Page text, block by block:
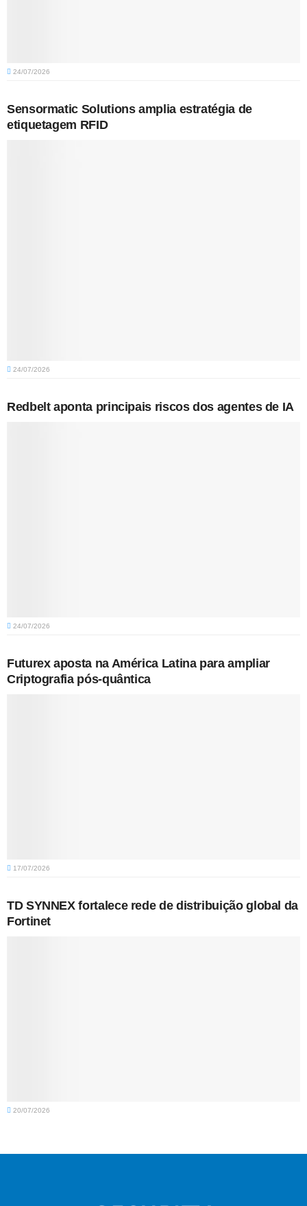
24/07/2026
Sensormatic Solutions amplia estratégia de
etiquetagem RFID
24/07/2026
Redbelt aponta principais riscos dos agentes de IA
24/07/2026
Futurex aposta na América Latina para ampliar
Criptografia pós-quântica
17/07/2026
TD SYNNEX fortalece rede de distribuição global da
Fortinet
20/07/2026